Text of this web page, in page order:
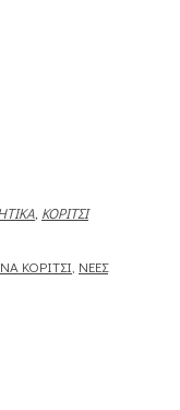
, ΚΟΡΊΤΣΙ
ΚΟΡΊΤΣΙ ΝΈΕΣ